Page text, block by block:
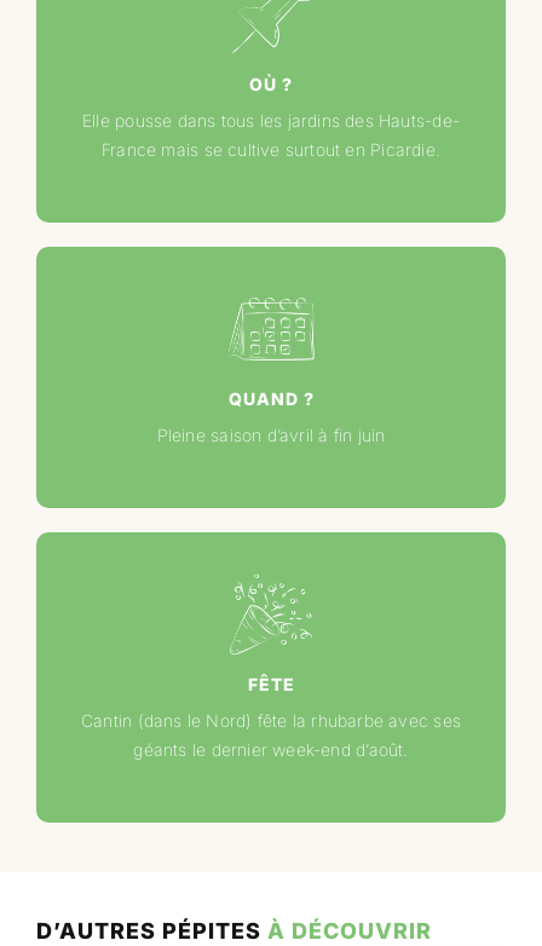
OÙ ?
Elle pousse dans tous les jardins des Hauts-de-
France mais se cultive surtout en Picardie.
QUAND ?
Pleine saison d’avril à fin juin
FÊTE
Cantin (dans le Nord) fête la rhubarbe avec ses
géants le dernier week-end d’août.
D’AUTRES PÉPITES À DÉCOUVRIR